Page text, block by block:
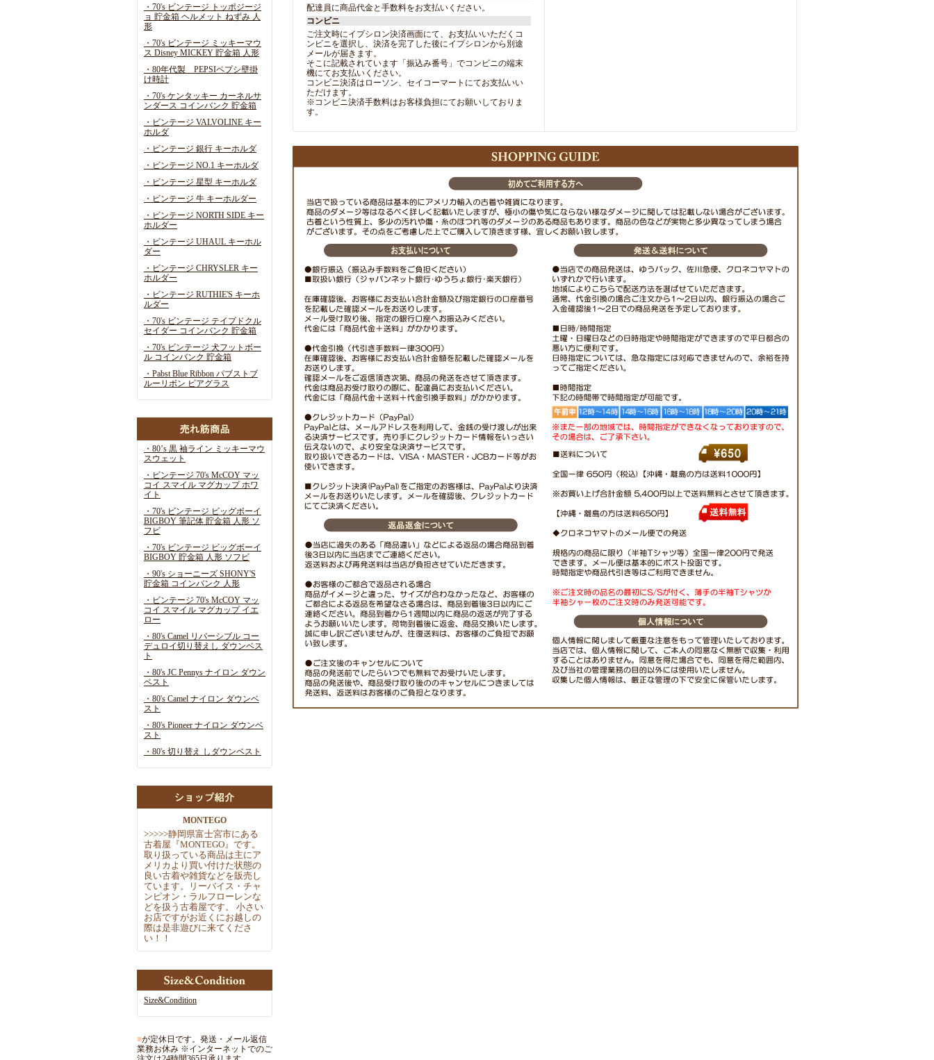
・70's ビンテージ トッポジージ
ョ 貯金箱 ヘルメット ねずみ 人
形
・70's ビンテージ ミッキーマウ
ス Disney MICKEY 貯金箱 人形
・80年代製 PEPSIペプシ壁掛
け時計
・70's ケンタッキー カーネルサ
ンダース コインバンク 貯金箱
・ビンテージ VALVOLINE キー
ホルダ
・ビンテージ 銀行 キーホルダ
・ビンテージ NO.1 キーホルダ
・ビンテージ 星型 キーホルダ
・ビンテージ 牛 キーホルダー
・ビンテージ NORTH SIDE キー
ホルダー
・ビンテージ UHAUL キーホル
ダー
・ビンテージ CHRYSLER キー
ホルダー
・ビンテージ RUTHIE'S キーホ
ルダー
・70's ビンテージ テイプドクル
セイダー コインバンク 貯金箱
・70's ビンテージ 犬フットボー
ル コインバンク 貯金箱
・Pabst Blue Ribbon パブストブ
ルーリボン ビアグラス
・80’s 黒 袖ライン ミッキーマウ
スウェット
・ビンテージ 70's McCOY マッ
コイ スマイル マグカップ ホワ
イト
・70's ビンテージ ビッグボーイ
BIGBOY 筆記体 貯金箱 人形 ソ
フビ
・70's ビンテージ ビッグボーイ
BIGBOY 貯金箱 人形 ソフビ
・90's ショーニーズ SHONY'S
貯金箱 コインバンク 人形
・ビンテージ 70's McCOY マッ
コイ スマイル マグカップ イエ
ロー
・80's Camel リバーシブル コー
デュロイ切り替えし ダウンベス
ト
・80's JC Pennys ナイロン ダウン
ベスト
・80's Camel ナイロン ダウンベ
スト
・80's Pioneer ナイロン ダウンベ
スト
・80's 切り替え しダウンベスト
MONTEGO
>>>>>静岡県富士宮市にある
古着屋『MONTEGO』です。
取 り扱っている商品は主にア
メリカより買い付けた状態の
良い古着や雑貨などを販売し
ています。リーバイス・チャ
ンピオン・ラルフローレンな
どを扱う古着屋です。 小さい
お店ですがお近くにお越しの
際は是非遊びに来てくださ
い！！
Size&Condition
■が定休日です。発送・メール返信
業務お休み ※インターネットでのご
配達員に商品代金と手数料をお支払いください。
コンビニ
ご注文時にイプシロン決済画面にて、お支払いいただくコ
ンビニを選択し、決済を完了した後にイプシロンから別途
メールが届きます。
そこに記載されています「振込み番号」でコンビニの端末
機にてお支払いください。
コンビニ決済はローソン、セイコーマートにてお支払いい
ただけます。
※コンビニ決済手数料はお客様負担にてお願いしておりま
す。